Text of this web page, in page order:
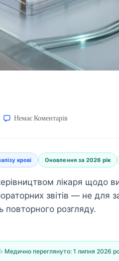
Немає Коментарів
крові Оновлення за 2026 рік
лікаря щодо
звітів — не для
повторного розгляду.
Медично переглянуто: 1 липня 2026